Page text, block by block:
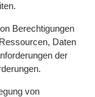
Berechtigungen
Daten
der
von